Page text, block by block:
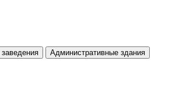
Административные здания